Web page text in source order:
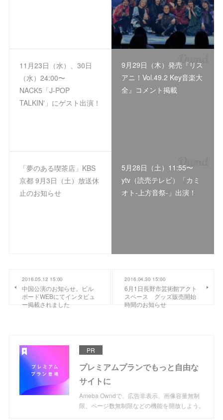
11月23日（水）、30日
（水）24:00〜
NACK5「J-POP
TALKIN'」にゲスト出演！
9月29日（木）発売『リス
アニ！Vol.49.2 Key音楽大
全』コメント掲載
「夢のある喫茶店」KBS
京都 9月3日（土）放送休
止のお知らせ
5月28日（土）11:55〜
ytv（読売テレビ）「カミ
オト-上方音祭-」出演！
2016.05.12 15:00
中国公演のお知らせ。ビル
ボードWEBにてインタビュ
ー掲載されました
2016.04.30 15:00
6月1日長野市芸術館アクト
スペース グッズ販売開始
時間のお知らせ
PR
プレミアムプランでもっと自由な
サイトに
Ameba Owndで、広告非表示、画像容量無制
限、ページ数無制限などの機能を開放しよう。